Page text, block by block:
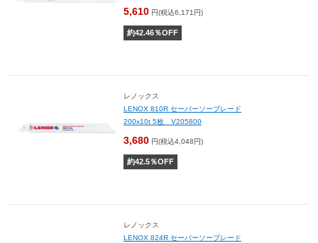
5,610 円(税込6,171円)
約42.46％OFF
レノックス
LENOX 810R セーバーソーブレード
200x10t 5枚 V205800
3,680 円(税込4,048円)
約42.5％OFF
レノックス
LENOX 824R セーバーソーブレード